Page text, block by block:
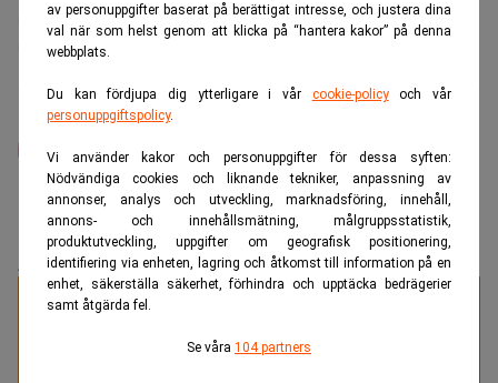
av personuppgifter baserat på berättigat intresse, och justera dina
val när som helst genom att klicka på “hantera kakor” på denna
webbplats.
Du kan fördjupa dig ytterligare i vår cookie-policyoch vår
personuppgiftspolicy.
Vi använder kakor och personuppgifter för dessa syften:
Nödvändiga cookies och liknande tekniker, anpassning av
annonser, analys och utveckling, marknadsföring, innehåll,
annons- och innehållsmätning, målgruppsstatistik,
produktutveckling, uppgifter om geografisk positionering,
identifiering via enheten, lagring och åtkomst till information på en
enhet, säkerställa säkerhet, förhindra och upptäcka bedrägerier
samt åtgärda fel.
Se våra 104 partners
Advokatbranschen
Artificiell intelligens
Juristbranschen
Simon Kronö
Realtids redaktionschef. Journalist med över tio års
erfarenhet. Tidigare på bland annat Aftonbladet, Omni
och Dagens Nyheter.
ANNONS
Specialister på juristrekrytering